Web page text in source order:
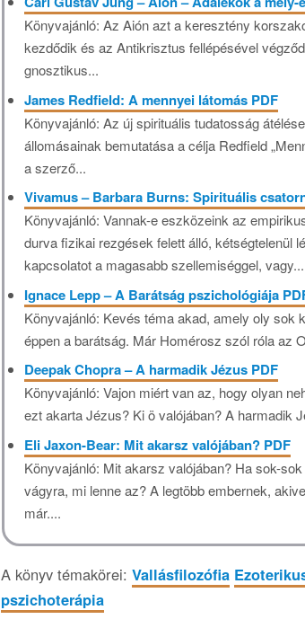
Könyvajánló: Az Aión azt a keresztény
kezdődik és az Antikrisztus fellépésével
gnosztikus...
James Redfield: A mennyei látomás PDF
Könyvajánló: Az új spirituális tudatosság
állomásainak bemutatása a célja Redfield
a szerző...
Vivamus – Barbara Burns: Spirituális
Könyvajánló: Vannak-e eszközeink az
durva fizikai rezgések felett álló, kétségtelenül
kapcsolatot a magasabb szellemiséggel, vagy...
Ignace Lepp – A Barátság pszichológiája
Könyvajánló: Kevés téma akad, amely oly sok
éppen a barátság. Már Homérosz szól róla az
Deepak Chopra – A harmadik Jézus PDF
Könyvajánló: Vajon miért van az, hogy olyan
ezt akarta Jézus? Ki ö valójában? A harmadik
Eli Jaxon-Bear: Mit akarsz valójában? PDF
Könyvajánló: Mit akarsz valójában? Ha sok-
vágyra, mi lenne az? A legtöbb embernek,
már....
A könyv témakörei: Vallásfilozófia
pszichoterápia